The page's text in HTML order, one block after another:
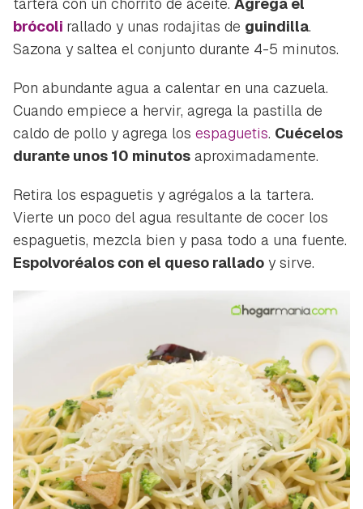
Guardar como favorito
Para poder guardar como favorito, primero has de
INICIAR SESIÓN CANCELAR
brócoli rallado y unas rodajitas de guindilla.
Sazona y saltea el conjunto durante 4-5 minutos.
Pon abundante agua a calentar en una cazuela.
Cuando empiece a hervir, agrega la pastilla de
caldo de pollo y agrega los espaguetis. Cuécelos
durante unos 10 minutos aproximadamente.
Retira los espaguetis y agrégalos a la tartera.
Vierte un poco del agua resultante de cocer los
espaguetis, mezcla bien y pasa todo a una fuente.
Espolvoréalos con el queso rallado y sirve.
Contenido enviado
Gracias por suscribirte a nuestro boletín.
ACEPTAR